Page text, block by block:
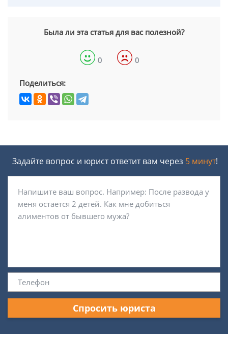
Была ли эта статья для вас полезной?
0 0
Поделиться:
Задайте вопрос и юрист ответит вам через 5 минут!
Спросить юриста